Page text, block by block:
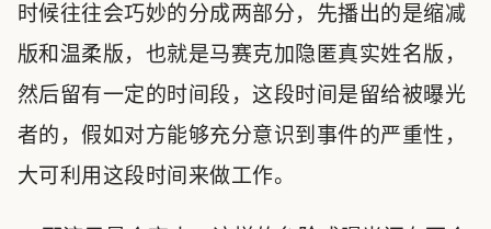
时候往往会巧妙的分成两部分，先播出的是缩减
版和温柔版，也就是马赛克加隐匿真实姓名版，
然后留有一定的时间段，这段时间是留给被曝光
者的，假如对方能够充分意识到事件的严重性，
大可利用这段时间来做工作。